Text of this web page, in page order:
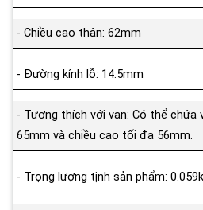
- Chiều cao thân: 62mm
- Đường kính lỗ: 14.5mm
- Tương thích với van: Có thể
65mm và chiều cao tối đa 56mm.
- Trọng lượng tịnh sản phẩm: